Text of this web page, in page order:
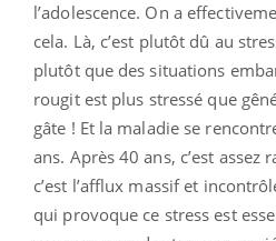
l’adolescence. On a
cela. Là, c’est plutôt dû au
plutôt que des situations
rougit est plus stressé que
gâte ! Et la maladie se
ans. Après 40 ans, c’est assez
c’est l’afflux massif et
qui provoque ce stress est